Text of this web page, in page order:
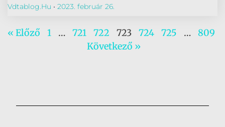
Vdtablog.hu 2023. február 26.
« Előző 1 … 721 722 723 724 725 …
809
Következő »